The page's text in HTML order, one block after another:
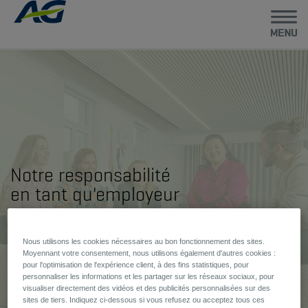
Notre responsabilité
en tant qu'employeur
Nous utilisons les cookies nécessaires au bon fonctionnement des sites.
Moyennant votre consentement, nous utilisons également d'autres cookies :
pour l'optimisation de l'expérience client, à des fins statistiques, pour
personnaliser les informations et les partager sur les réseaux sociaux, pour
visualiser directement des vidéos et des publicités personnalisées sur des
sites de tiers. Indiquez ci-dessous si vous refusez ou acceptez tous ces